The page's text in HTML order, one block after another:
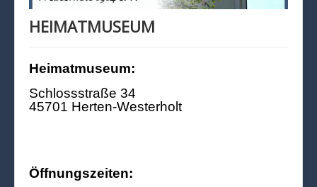
DATENSCHUTZ
HEIMATMUSEUM
Heimatmuseum:
Schlossstraße 34
45701 Herten-Westerholt
Öffnungszeiten: